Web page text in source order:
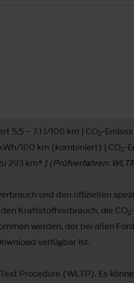
5,5 – 7,1 l/100 km | CO2-
kWh/100 km (kombiniert) | CO2-
293 km* | (Prüfverfahren:
und den offiziellen
Kraftstoffverbrauch, die CO2
werden, der bei allen
verfügbar ist.
Procedure (WLTP). Es